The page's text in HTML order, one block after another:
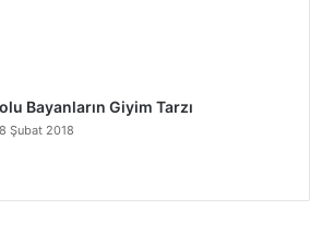
Bayanların Giyim Tarzı
Şubat 2018